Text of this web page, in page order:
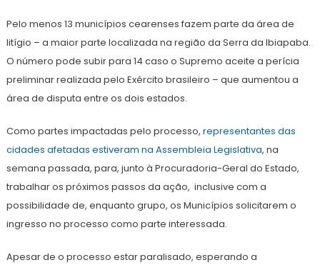
Pelo menos 13 municípios cearenses fazem parte da área de
litígio – a maior parte localizada na região da Serra da Ibiapaba.
O número pode subir para 14 caso o Supremo aceite a perícia
preliminar realizada pelo Exército brasileiro – que aumentou a
área de disputa entre os dois estados.
Como partes impactadas pelo processo, representantes das
cidades afetadas estiveram na Assembleia Legislativa, na
semana passada, para, junto à Procuradoria-Geral do Estado,
trabalhar os próximos passos da ação, inclusive com a
possibilidade de, enquanto grupo, os Municípios solicitarem o
ingresso no processo como parte interessada.
Apesar de o processo estar paralisado, esperando a